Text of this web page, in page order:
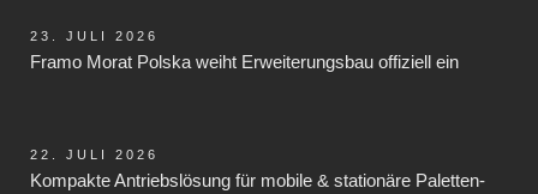
Framo Morat Polska weiht Erweiterungsbau offiziell ein
23. JULI 2026
Kompakte Antriebslösung für mobile & stationäre Paletten-
22. JULI 2026